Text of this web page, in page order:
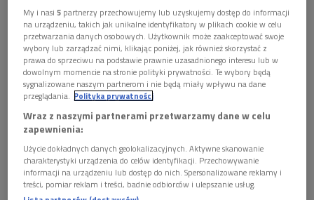
Reżyserii i adaptacji podjął się Andrzej Zakrzewski.
My i nasi5 partnerzy przechowujemy lub uzyskujemy dostęp do informacji
na urządzeniu, takich jak unikalne identyfikatory w plikach cookie w celu
przetwarzania danych osobowych. Użytkownik może zaakceptować swoje
wybory lub zarządzać nimi, klikając poniżej, jak również skorzystać z
prawa do sprzeciwu na podstawie prawnie uzasadnionego interesu lub w
dowolnym momencie na stronie polityki prywatności. Te wybory będą
sygnalizowane naszym partnerom i nie będą miały wpływu na dane
przeglądania. Polityka prywatności
Wraz z naszymi partnerami przetwarzamy dane w celu
zapewnienia:
Użycie dokładnych danych geolokalizacyjnych. Aktywne skanowanie
charakterystyki urządzenia do celów identyfikacji. Przechowywanie
informacji na urządzeniu lub dostęp do nich. Spersonalizowane reklamy i
treści, pomiar reklam i treści, badnie odbiorców i ulepszanie usług.